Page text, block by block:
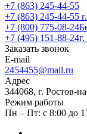
+7 (863) 245-44-55
+7 (863) 245-44-55
+7 (800) 775-08-24
+7 (495) 151-88-24
Заказать звонок
E-mail
2454455@mail.ru
Адрес
344068, г. Ростов-
Режим работы
Пн – Пт: с 8:00 до